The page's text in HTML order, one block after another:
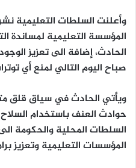
وأعلنت السلطات التعليمية
المؤسسة التعليمية لمساندة
الحادث، إضافة الى تعزيز
صباح اليوم التالي لمنع أي
ويأتي الحادث في سياق قلق
حوادث العنف باستخدام السلاح
السلطات المحلية والحكومة
المؤسسات التعليمية وتعزيز